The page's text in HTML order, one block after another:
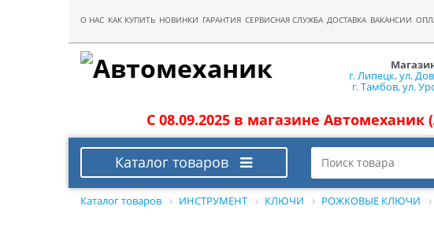
О НАС КАК КУПИТЬ НОВИНКИ ГАРАНТИЯ СЕРВИСНАЯ СЛУЖБА ДОСТАВКА ВАКАНСИИ
г. Липецк, ул.
г. Тамбов, ул.
С 08.09.2025 в магазине
Каталог товаров
Каталог товаров ИНСТРУМЕНТ КЛЮЧИ РОЖКОВЫЕ КЛЮЧИ